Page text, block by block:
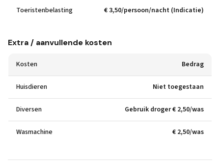
Toeristenbelasting € 3,50/persoon/nacht (Indicatie)
Extra / aanvullende kosten
Kosten Bedrag
Huisdieren Niet toegestaan
Diversen Gebruik droger € 2,50/was
Wasmachine € 2,50/was